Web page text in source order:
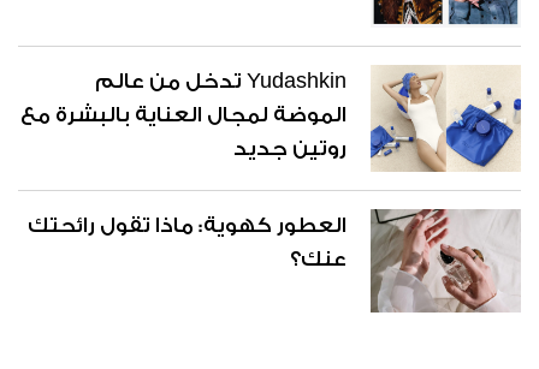
Yudashkin تدخل من عالم
الموضة لمجال العناية بالبشرة مع
روتين جديد
العطور كهوية: ماذا تقول رائحتك
عنك؟